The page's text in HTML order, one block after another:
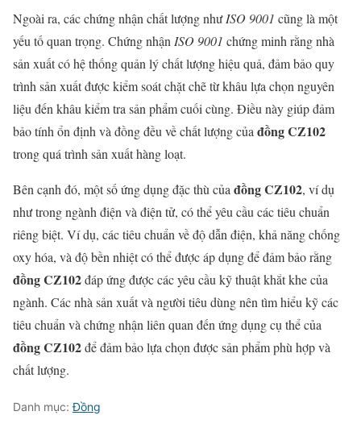
Ngoài ra, các chứng nhận chất lượng nhưISO 9001 cũng là một
yếu tố quan trọng. Chứng nhận ISO 9001 chứng minh rằng nhà
sản xuất có hệ thống quản lý chất lượng hiệu quả, đảm bảo quy
trình sản xuất được kiểm soát chặt chẽ từ khâu lựa chọn nguyên
liệu đến khâu kiểm tra sản phẩm cuối cùng. Điều này giúp đảm
bảo tính ổn định và đồng đều về chất lượng của đồng CZ102
trong quá trình sản xuất hàng loạt.
Bên cạnh đó, một số ứng dụng đặc thù của đồng CZ102, ví dụ
như trong ngành điện và điện tử, có thể yêu cầu các tiêu chuẩn
riêng biệt. Ví dụ, các tiêu chuẩn về độ dẫn điện, khả năng chống
oxy hóa, và độ bền nhiệt có thể được áp dụng để đảm bảo rằng
đồng CZ102đáp ứng được các yêu cầu kỹ thuật khắt khe của
ngành. Các nhà sản xuất và người tiêu dùng nên tìm hiểu kỹ các
tiêu chuẩn và chứng nhận liên quan đến ứng dụng cụ thể của
đồng CZ102để đảm bảo lựa chọn được sản phẩm phù hợp và
chất lượng.
Danh mục:Đồng